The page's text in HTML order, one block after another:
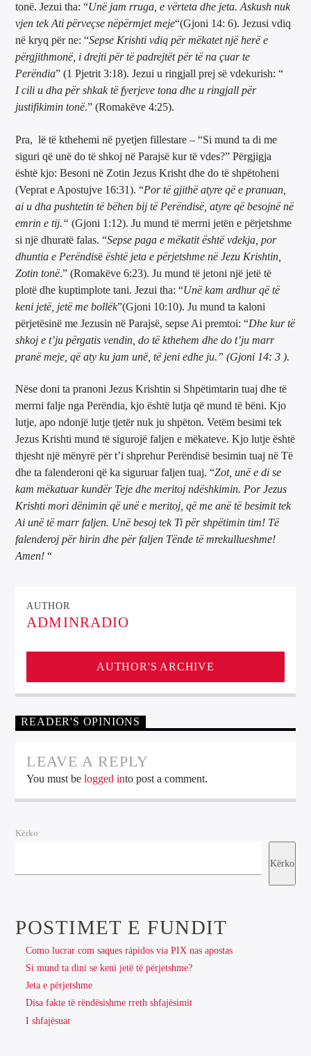
tonë. Jezui tha: “Unë jam rruga, e vërteta dhe jeta. Askush nuk
vjen tek Ati përveçse nëpërmjet meje“(Gjoni 14: 6). Jezusi vdiq
në kryq për ne: “Sepse Krishti vdiq për mëkatet një herë e
përgjithmonë, i drejti për të padrejtët për të na çuar te
Perëndia” (1 Pjetrit 3:18). Jezui u ringjall prej së vdekurish: “
I cili u dha për shkak të fyerjeve tona dhe u ringjall për
justifikimin tonë.” (Romakëve 4:25).
Pra, lë të kthehemi në pyetjen fillestare – “Si mund ta di me
siguri që unë do të shkoj në Parajsë kur të vdes?” Përgjigja
është kjo: Besoni në Zotin Jezus Krisht dhe do të shpëtoheni
(Veprat e Apostujve 16:31). “Por të gjithë atyre që e pranuan,
ai u dha pushtetin të bëhen bij të Perëndisë, atyre që besojnë në
emrin e tij.“ (Gjoni 1:12). Ju mund të merrni jetën e përjetshme
si një dhuratë falas. “Sepse paga e mëkatit është vdekja, por
dhuntia e Perëndisë është jeta e përjetshme në Jezu Krishtin,
Zotin tonë.” (Romakëve 6:23). Ju mund të jetoni një jetë të
plotë dhe kuptimplote tani. Jezui tha: “Unë kam ardhur që të
keni jetë, jetë me bollëk”(Gjoni 10:10). Ju mund ta kaloni
përjetësinë me Jezusin në Parajsë, sepse Ai premtoi: “Dhe kur të
shkoj e t’ju përgatis vendin, do të kthehem dhe do t’ju marr
pranë meje, që aty ku jam unë, të jeni edhe ju.” (Gjoni 14: 3 ).
Nëse doni ta pranoni Jezus Krishtin si Shpëtimtarin tuaj dhe të
merrni falje nga Perëndia, kjo është lutja që mund të bëni. Kjo
lutje, apo ndonjë lutje tjetër nuk ju shpëton. Vetëm besimi tek
Jezus Krishti mund të sigurojë faljen e mëkateve. Kjo lutje është
thjesht një mënyrë për t’i shprehur Perëndisë besimin tuaj në Të
dhe ta falenderoni që ka siguruar faljen tuaj. “Zot, unë e di se
kam mëkatuar kundër Teje dhe meritoj ndëshkimin. Por Jezus
Krishti mori dënimin që unë e meritoj, që me anë të besimit tek
Ai unë të marr faljen. Unë besoj tek Ti për shpëtimin tim! Të
falenderoj për hirin dhe për faljen Tënde të mrekullueshme!
Amen! “
AUTHOR
ADMINRADIO
AUTHOR'S ARCHIVE
READER'S OPINIONS
LEAVE A REPLY
You must belogged into post a comment.
Kërko
Kërko
POSTIMET E FUNDIT
Como lucrar com saques rápidos via PIX nas apostas
Si mund ta dini se keni jetë të përjetshme?
Jeta e përjetshme
Disa fakte të rëndësishme rreth shfajësimit
I shfajësuar